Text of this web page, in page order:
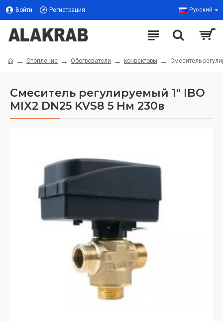
Войти Регистрация Русский
Отопление Обогреватели конвекторы Смеситель
Смеситель регулируемый 1" IBO
MIX2 DN25 KVS8 5 Нм 230в